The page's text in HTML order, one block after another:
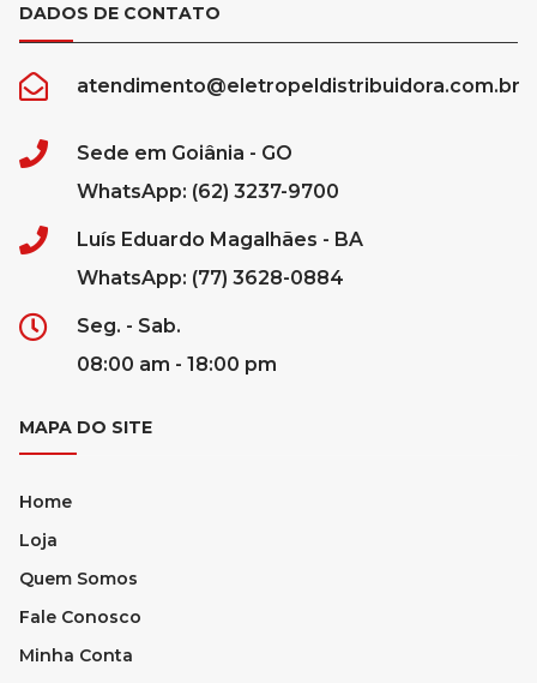
DADOS DE CONTATO
atendimento@eletropeldistribuidora.com.br
Sede em Goiânia - GO
WhatsApp: (62) 3237-9700
Luís Eduardo Magalhães - BA
WhatsApp: (77) 3628-0884
Seg. - Sab.
08:00 am - 18:00 pm
MAPA DO SITE
Home
Loja
Quem Somos
Fale Conosco
Minha Conta